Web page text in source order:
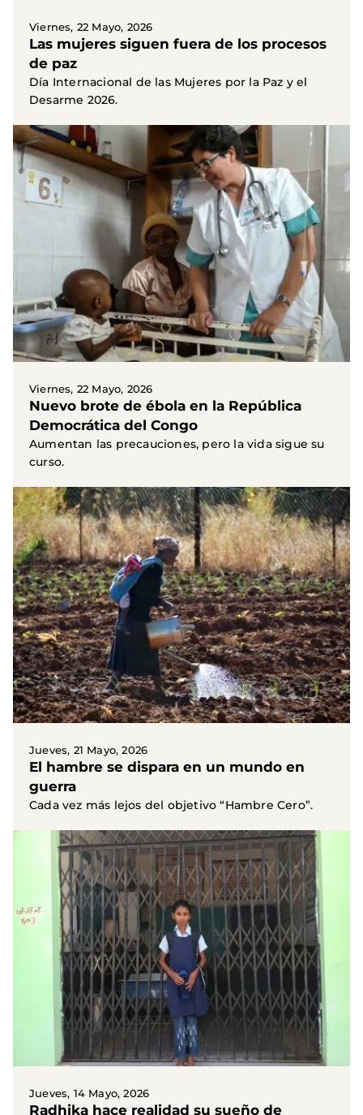
Viernes, 22 Mayo, 2026
Las mujeres siguen fuera de los procesos
de paz
Día Internacional de las Mujeres por la Paz y el
Desarme 2026.
Viernes, 22 Mayo, 2026
Nuevo brote de ébola en la República
Democrática del Congo
Aumentan las precauciones, pero la vida sigue su
curso.
Jueves, 21 Mayo, 2026
El hambre se dispara en un mundo en
guerra
Cada vez más lejos del objetivo “Hambre Cero”.
Jueves, 14 Mayo, 2026
Radhika hace realidad su sueño de